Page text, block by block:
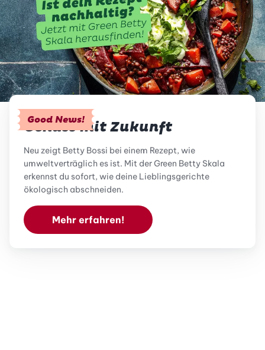
Good News!
Genuss mit Zukunft
Neu zeigt Betty Bossi bei einem Rezept, wie
umweltverträglich es ist. Mit der Green Betty Skala
erkennst du sofort, wie deine Lieblingsgerichte
ökologisch abschneiden.
Mehr erfahren!